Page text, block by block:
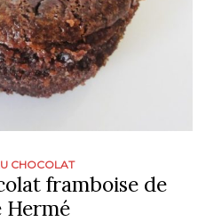
CHOCOLAT
framboise de
Hermé